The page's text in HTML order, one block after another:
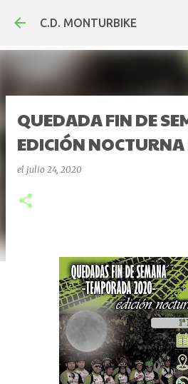
Ir al contenido
C.D. MONTURBIKE
QUEDADA FIN DE
EDICIÓN NOCTURNA
el julio 24, 2020